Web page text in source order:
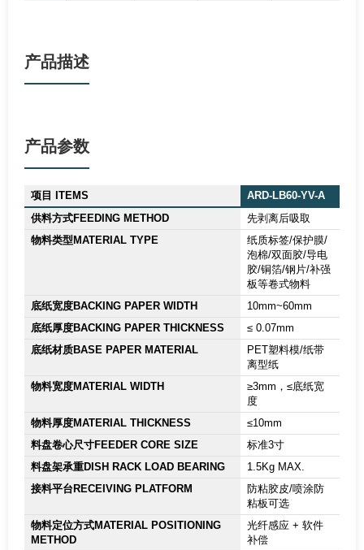
产品描述
产品参数
项目 ITEMS
ARD-LB60-YV-A
供料方式FEEDING METHOD
先剥离后吸取
物料类型MATERIAL TYPE
纸质标签/保护膜/
泡棉/双面胶/导电
胶/铜箔/钢片/补强
板等卷式物料
底纸宽度BACKING PAPER WIDTH
10mm~60mm
底纸厚度BACKING PAPER THICKNESS
≤ 0.07mm
底纸材质BASE PAPER MATERIAL
PET塑料模/纸带
离型纸
物料宽度MATERIAL WIDTH
≥3mm，≤底纸宽
度
物料厚度MATERIAL THICKNESS
≤10mm
料盘卷心尺寸FEEDER CORE SIZE
标准3寸
料盘架承重DISH RACK LOAD BEARING
1.5Kg MAX.
接料平台RECEIVING PLATFORM
防粘胶皮/喷涂防
粘板可选
物料定位方式MATERIAL POSITIONING
METHOD
光纤感应 + 软件
补偿